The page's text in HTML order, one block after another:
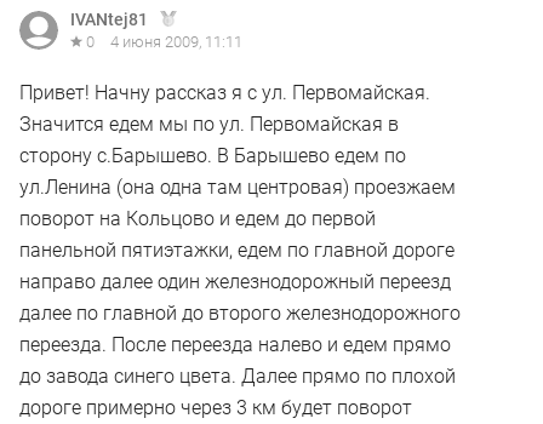
IVANtej81
0 4 июня 2009, 11:11
Привет! Начну рассказ я с ул. Первомайская.
Значится едем мы по ул. Первомайская в
сторону с.Барышево. В Барышево едем по
ул.Ленина (она одна там центровая) проезжаем
поворот на Кольцово и едем до первой
панельной пятиэтажки, едем по главной дороге
направо далее один железнодорожный переезд
далее по главной до второго железнодорожного
переезда. После переезда налево и едем прямо
до завода синего цвета. Далее прямо по плохой
дороге примерно через 3 км будет поворот